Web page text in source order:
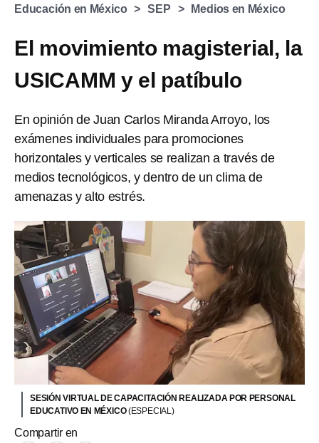
Educación en México SEP Medios en México
El movimiento magisterial, la
USICAMM y el patíbulo
En opinión de Juan Carlos Miranda Arroyo, los
exámenes individuales para promociones
horizontales y verticales se realizan a través de
medios tecnológicos, y dentro de un clima de
amenazas y alto estrés.
SESIÓN VIRTUAL DE CAPACITACIÓN REALIZADA POR PERSONAL
EDUCATIVO EN MÉXICO(ESPECIAL)
Compartir en